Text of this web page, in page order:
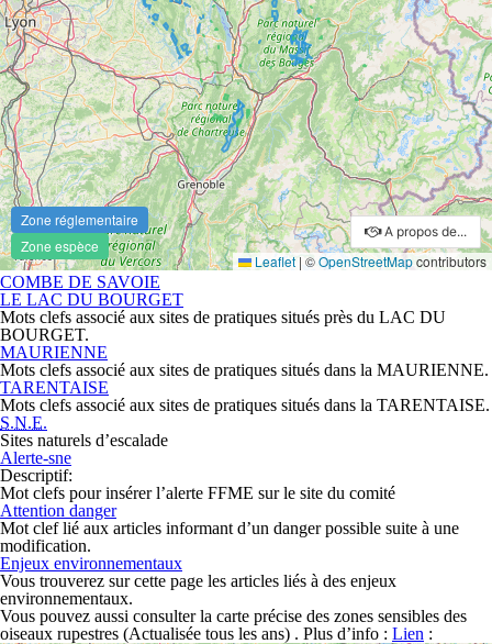
COMBE DE SAVOIE
LE LAC DU BOURGET
Mots clefs associé aux sites de pratiques situés près du LAC DU
BOURGET.
MAURIENNE
Mots clefs associé aux sites de pratiques situés dans la MAURIENNE.
TARENTAISE
Mots clefs associé aux sites de pratiques situés dans la TARENTAISE.
S.N.E.
Sites naturels d’escalade
Alerte-sne
Descriptif:
Mot clefs pour insérer l’alerte FFME sur le site du comité
Attention danger
Mot clef lié aux articles informant d’un danger possible suite à une
modification.
Enjeux environnementaux
Vous trouverez sur cette page les articles liés à des enjeux
environnementaux.
Vous pouvez aussi consulter la carte précise des zones sensibles des
oiseaux rupestres (Actualisée tous les ans) . Plus d’info : Lien :